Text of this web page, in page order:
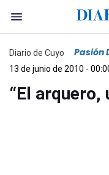
Diario de Cuyo Pasión
13 de junio de 2010 -
“El arquero,